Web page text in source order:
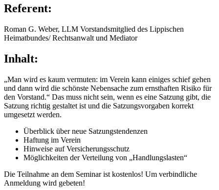
Referent:
Roman G. Weber, LLM Vorstandsmitglied des Lippischen
Heimatbundes/ Rechtsanwalt und Mediator
Inhalt:
„Man wird es kaum vermuten: im Verein kann einiges schief gehen
und dann wird die schönste Nebensache zum ernsthaften Risiko für
den Vorstand.“ Das muss nicht sein, wenn es eine Satzung gibt, die
Satzung richtig gestaltet ist und die Satzungsvorgaben korrekt
umgesetzt werden.
Überblick über neue Satzungstendenzen
Haftung im Verein
Hinweise auf Versicherungsschutz
Möglichkeiten der Verteilung von „Handlungslasten“
Die Teilnahme an dem Seminar ist kostenlos! Um verbindliche
Anmeldung wird gebeten!